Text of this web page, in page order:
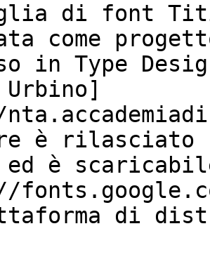
di font
come
in Type
è rilasciato
ed è
di